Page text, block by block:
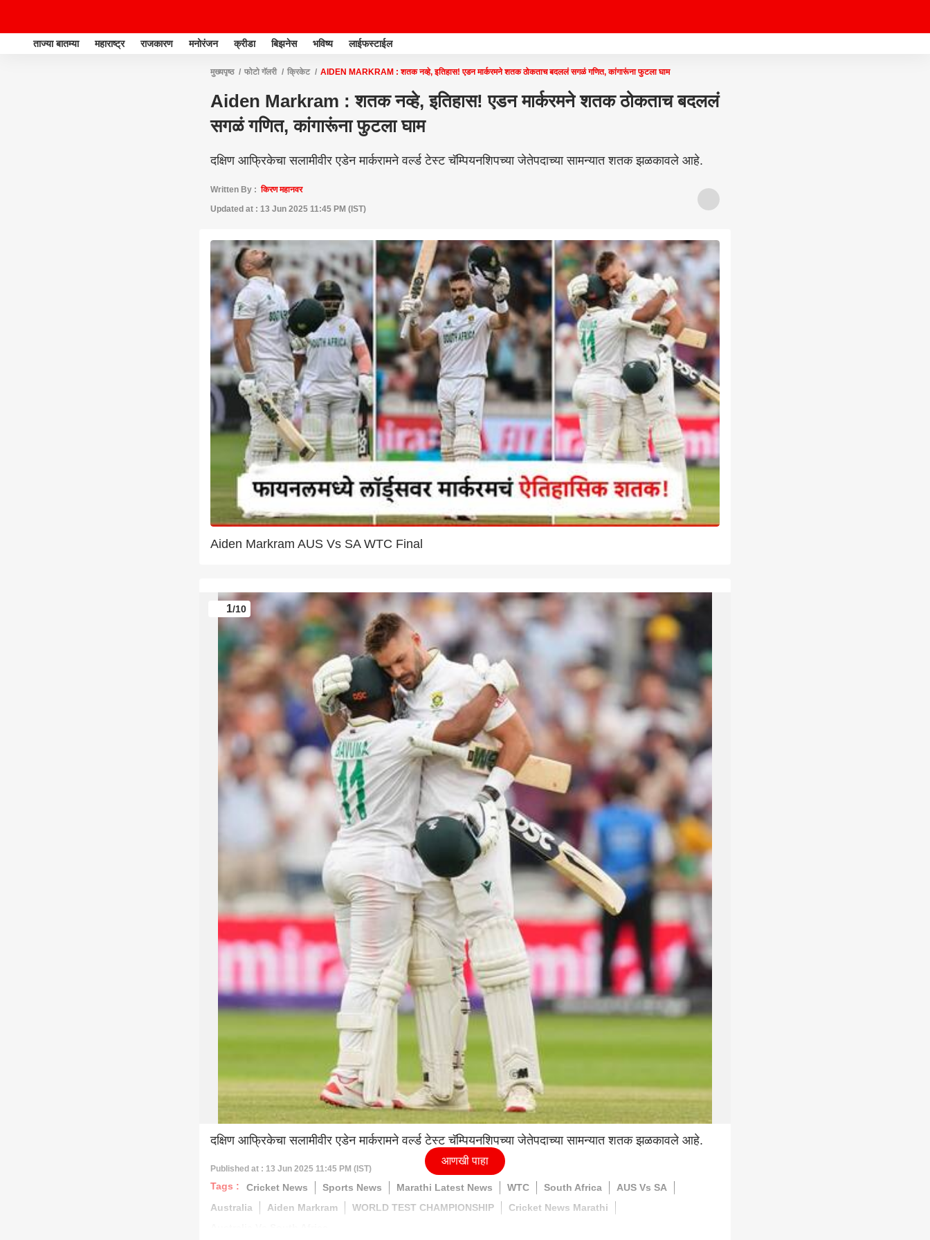
ताज्या बातम्या महाराष्ट्र राजकारण मनोरंजन क्रीडा बिझनेस भविष्य लाईफस्टाईल
मुख्यपृष्ठ फोटो गॅलरी क्रिकेट AIDEN MARKRAM : शतक नव्हे, इतिहास! एडन मार्करमने शतक ठोकताच बदललं सगळं गणित, कांगारूंना फुटला घाम
Aiden Markram : शतक नव्हे, इतिहास! एडन मार्करमने शतक ठोकताच बदललं
सगळं गणित, कांगारूंना फुटला घाम
दक्षिण आफ्रिकेचा सलामीवीर एडेन मार्करामने वर्ल्ड टेस्ट चॅम्पियनशिपच्या जेतेपदाच्या सामन्यात शतक झळकावले आहे.
Written By :किरण महानवर
Updated at : 13 Jun 2025 11:45 PM (IST)
Aiden Markram AUS Vs SA WTC Final
1/10
दक्षिण आफ्रिकेचा सलामीवीर एडेन मार्करामने वर्ल्ड टेस्ट चॅम्पियनशिपच्या जेतेपदाच्या सामन्यात शतक झळकावले आहे.
Published at : 13 Jun 2025 11:45 PM (IST)
Tags : Cricket News Sports News Marathi Latest News WTC South Africa
AUS Vs SA
Australia
Aiden Markram WORLD TEST CHAMPIONSHIP
Cricket News Marathi
आणखी पाहा